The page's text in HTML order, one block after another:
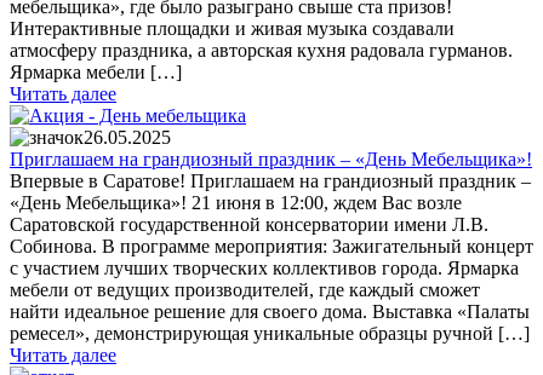
мебельщика», где было разыграно свыше ста призов!
Интерактивные площадки и живая музыка создавали
атмосферу праздника, а авторская кухня радовала гурманов.
Ярмарка мебели […]
Читать далее
26.05.2025
Приглашаем на грандиозный праздник – «День Мебельщика»!
Впервые в Саратове! Приглашаем на грандиозный праздник –
«День Мебельщика»! 21 июня в 12:00, ждем Вас возле
Саратовской государственной консерватории имени Л.В.
Собинова. В программе мероприятия: Зажигательный концерт
с участием лучших творческих коллективов города. Ярмарка
мебели от ведущих производителей, где каждый сможет
найти идеальное решение для своего дома. Выставка «Палаты
ремесел», демонстрирующая уникальные образцы ручной […]
Читать далее